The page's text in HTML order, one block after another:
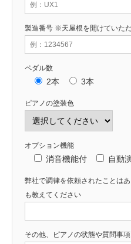
製造番号 ※天屋根を開けていた
ペダル数
2本 3本
ピアノの塗装色
オプション機能
消音機能付 自動
弊社で調律を依頼されたことは
も教えてください
その他、ピアノの状態や質問事